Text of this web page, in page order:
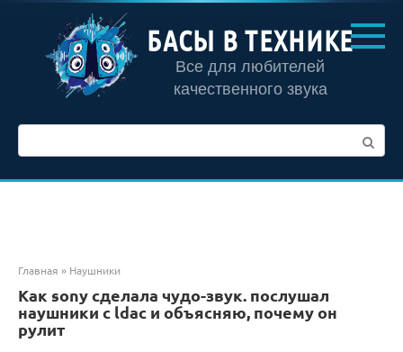
контенту
БАСЫ В ТЕХНИКЕ
Все для любителей
качественного звука
Главная » Наушники
Как sony сделала чудо-звук. послушал
наушники с ldac и объясняю, почему он
рулит